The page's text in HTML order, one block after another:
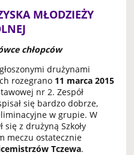
MŁODZIEŻY
chłopców
drużynami
rozegrano 11 marca 2015
nr 2. Zespół
się bardzo dobrze,
w grupie. W
się z drużyną Szkoły
meczu ostatecznie
Tczewa.